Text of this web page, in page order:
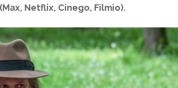
Netflix, Cinego, Filmio).